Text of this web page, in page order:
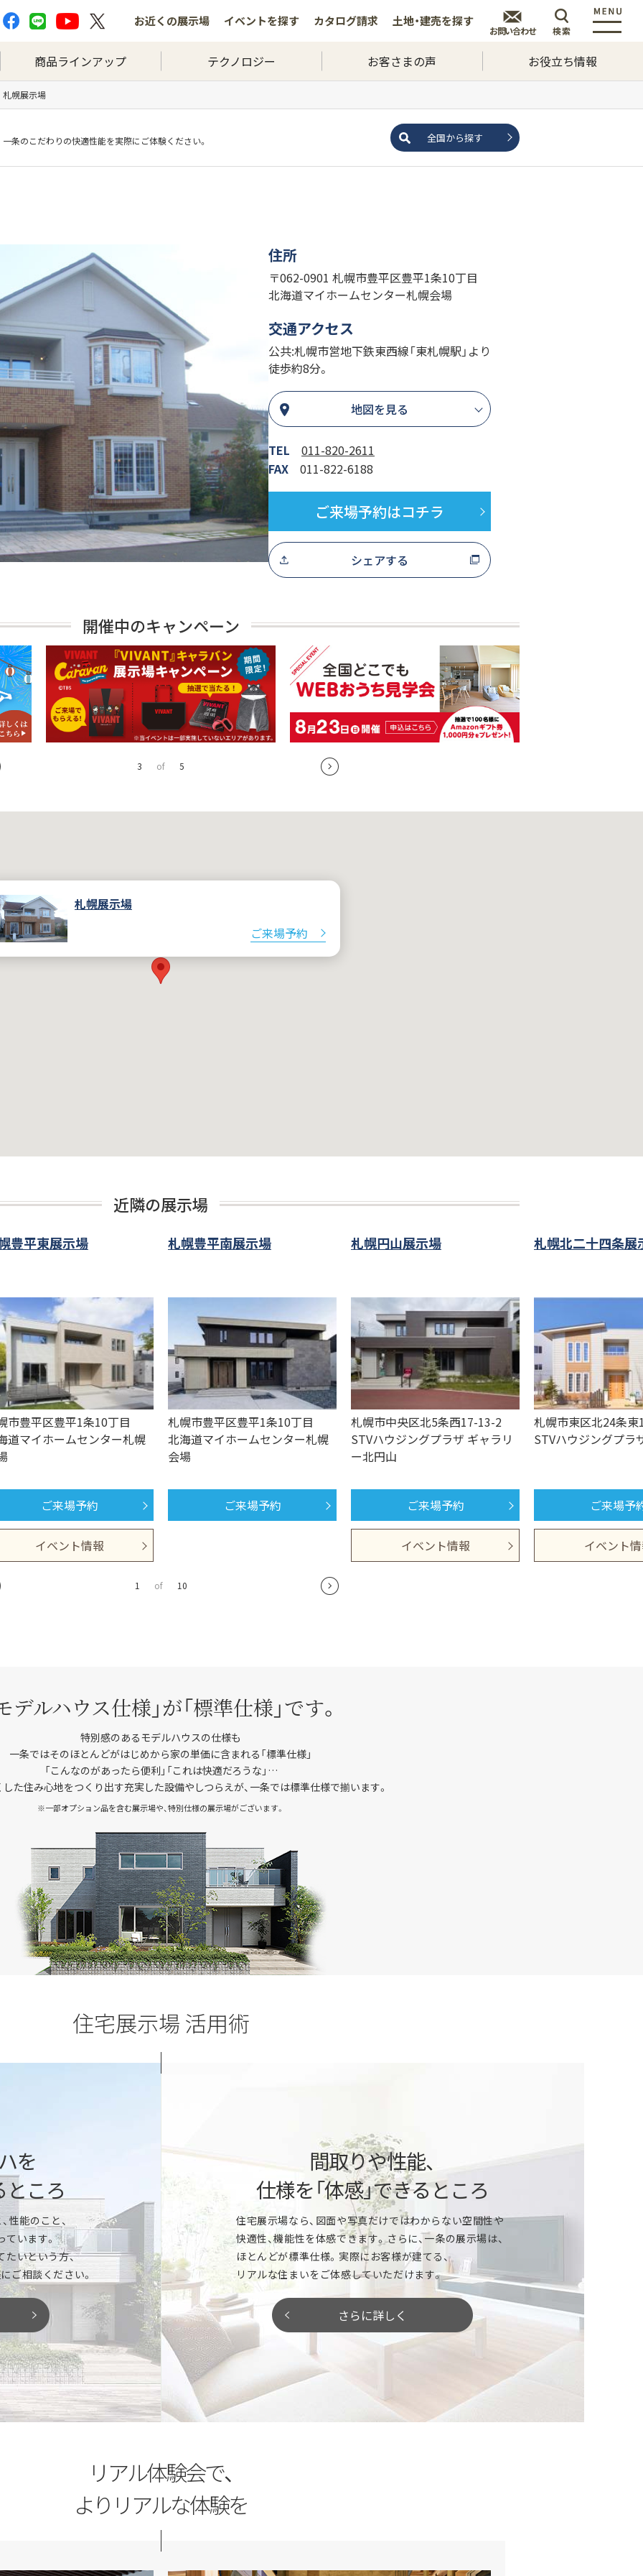
お近くの展示場 イベントを探す カタログ請求 土地・建売を探す
お問い合わせ 検索
商品ラインアップ テクノロジー お客さまの声 お役立ち情報
札幌展示場
一条のこだわりの快適性能を実際にご体験ください。 全国から探す
住所
〒062-0901 札幌市豊平区豊平1条10丁目
北海道マイホームセンター札幌会場
交通アクセス
公共:札幌市営地下鉄東西線「東札幌駅」より
徒歩約8分。
地図を見る
TEL 011-820-2611
FAX 011-822-6188
ご来場予約はコチラ
シェアする
開催中のキャンペーン
4 of 5
札幌展示場
ご来場予約
近隣の展示場
豊平東展示場
市豊平区豊平1条10丁目
道マイホームセンター札幌
ご来場予約
イベント情報
札幌豊平南展示場
札幌市豊平区豊平1条10丁目
北海道マイホームセンター札幌
会場
ご来場予約
札幌円山展示場
札幌市中央区北5条西17-13-2
STVハウジングプラザ ギャラリ
ー北円山
ご来場予約
イベント情報
札幌北二十四条展
札幌市東区北24条東
STVハウジングプラ
ご来場予
イベント
1 of 10
デルハウス仕様」が「標準仕様」です。
特別感のあるモデルハウスの仕様も
一条ではそのほとんどがはじめから家の単価に含まれる「標準仕様」
「こんなのがあったら便利」「これは快適だろうな」…
た住み心地をつくり出す充実した設備やしつらえが、一条では標準仕様で揃います。
※一部オプション品を含む展示場や、特別仕様の展示場がございます。
住宅展示場 活用術
を
ところ
性能のこと、
ています。
たいという方、
ご相談ください。
家づくりのスケジュール、ご予算や住宅ローンなどの資金計画まで、
家づくりのプロが丁寧にご提案いたします。
「いつかは建てたい」という方
マイホーム実現までのスケジュールは？家づくりの資金計画は？
家の性能はどこが違う？などなど、家づくりをはじめる上で気になることは
お気軽にご相談ください。
「土地探しから相談したい」という方
夢のマイホームを建てるには、どんな土地がいいのでしょう？
家づくりのプロとして、最良の土地探しをしっかりサポートします。
間取りや性能、
仕様を「体感」できるところ
住宅展示場なら、図面や写真だけではわからない空間性や
快適性、機能性を体感できます。さらに、一条の展示場は、
ほとんどが標準仕様。実際にお客様が建てる、
リアルな住まいをご体感していただけます。
さらに詳しく
す。
が「標準仕様」。キッチン、洗面
気になるアイテムをまとめてご覧
など、新しい暮らしをイメージ
ます。
など、図面や写真だけではわか
けます。椅子や床に座ったり、
確認して、新しい住まいのヒント
リアル体験会で、
よりリアルな体験を